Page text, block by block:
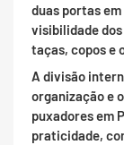
duas portas
visibilidade
taças, copos e
A divisão
organização e
puxadores em
praticidade,